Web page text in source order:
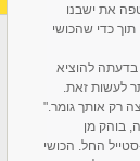
את ישבנו
כדי שהכושי
בדעתה להוציא
לעשות זאת.
רק אותך גומר."
בוהק מן
החל. הכושי